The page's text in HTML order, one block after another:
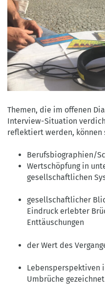
Perspektiven
e.V.
Themen, die im offenen
Interview-Situation
reflektiert werden, können
Berufsbiographien/
Wertschöpfung in
gesellschaftlichen
gesellschaftlicher
Eindruck erlebter
Enttäuschungen
der Wert des
Lebensperspektiven
Umbrüche